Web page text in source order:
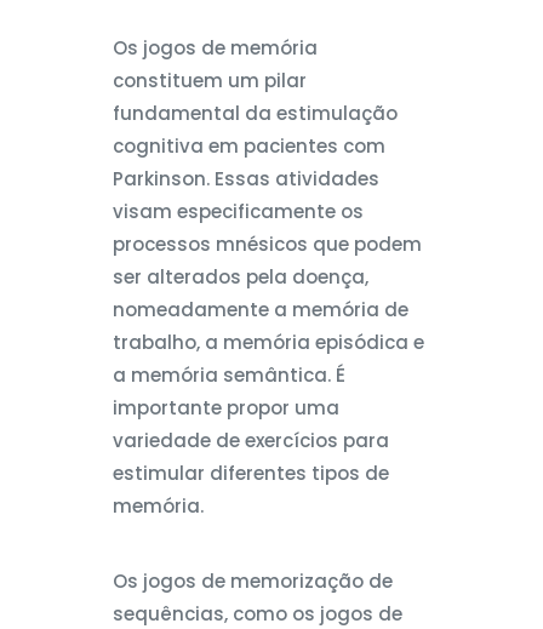
Os jogos de memória
constituem um pilar
fundamental da estimulação
cognitiva em pacientes com
Parkinson. Essas atividades
visam especificamente os
processos mnésicos que podem
ser alterados pela doença,
nomeadamente a memória de
trabalho, a memória episódica e
a memória semântica. É
importante propor uma
variedade de exercícios para
estimular diferentes tipos de
memória.
Os jogos de memorização de
sequências, como os jogos de